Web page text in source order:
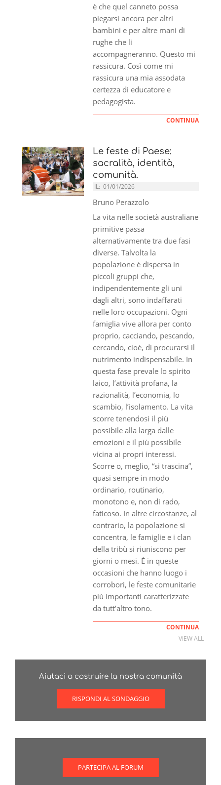
è che quel canneto possa
piegarsi ancora per altri
bambini e per altre mani di
rughe che li
accompagneranno. Questo mi
rassicura. Così come mi
rassicura una mia assodata
certezza di educatore e
pedagogista.
CONTINUA
Le feste di Paese:
sacralità, identità,
comunità.
IL: 01/01/2026
Bruno Perazzolo
La vita nelle società australiane
primitive passa
alternativamente tra due fasi
diverse. Talvolta la
popolazione è dispersa in
piccoli gruppi che,
indipendentemente gli uni
dagli altri, sono indaffarati
nelle loro occupazioni. Ogni
famiglia vive allora per conto
proprio, cacciando, pescando,
cercando, cioè, di procurarsi il
nutrimento indispensabile. In
questa fase prevale lo spirito
laico, l’attività profana, la
razionalità, l’economia, lo
scambio, l’isolamento. La vita
scorre tenendosi il più
possibile alla larga dalle
emozioni e il più possibile
vicina ai propri interessi.
Scorre o, meglio, “si trascina”,
quasi sempre in modo
ordinario, routinario,
monotono e, non di rado,
faticoso. In altre circostanze, al
contrario, la popolazione si
concentra, le famiglie e i clan
della tribù si riuniscono per
giorni o mesi. È in queste
occasioni che hanno luogo i
corrobori, le feste comunitarie
più importanti caratterizzate
da tutt’altro tono.
CONTINUA
VIEW ALL
Aiutaci a costruire la nostra comunità
RISPONDI AL SONDAGGIO
PARTECIPA AL FORUM